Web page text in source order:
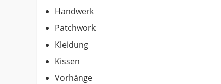
Handwerk
Patchwork
Kleidung
Kissen
Vorhänge